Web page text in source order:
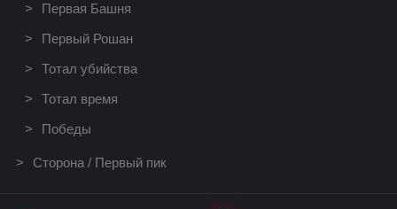
Первая Башня
Первый Рошан
Тотал убийства
Тотал время
Победы
Сторона / Первый пик